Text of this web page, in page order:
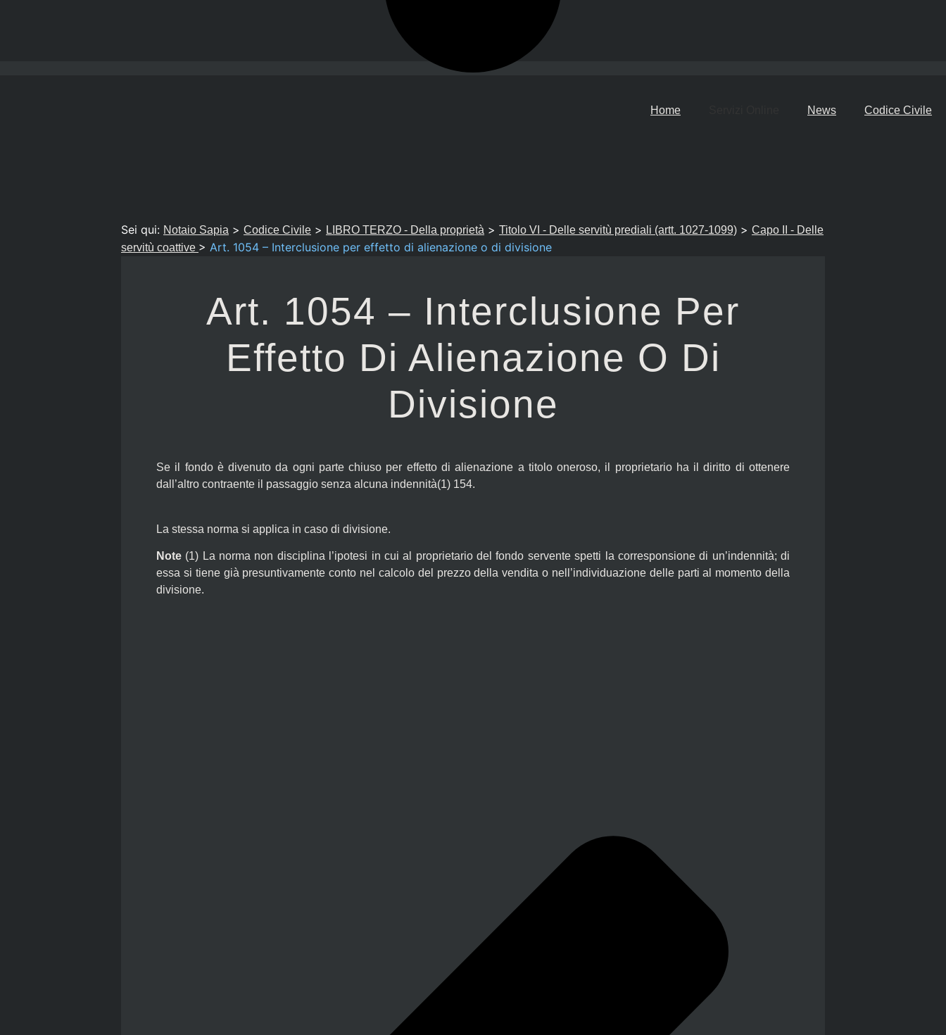
Home News Codice Civile
Sei qui: Notaio Sapia > Codice Civile > LIBRO TERZO - Della proprietà > Titolo VI - Delle servitù prediali (artt. 1027-1099) > Capo II - Delle
servitù coattive > Art. 1054 – Interclusione per effetto di alienazione o di divisione
Art. 1054 – Interclusione Per
Effetto Di Alienazione O Di
Divisione
Se il fondo è divenuto da ogni parte chiuso per effetto di alienazione a titolo oneroso, il proprietario ha il diritto di ottenere
dall’altro contraente il passaggio senza alcuna indennità(1) 154.
La stessa norma si applica in caso di divisione.
Note (1) La norma non disciplina l’ipotesi in cui al proprietario del fondo servente spetti la corresponsione di un’indennità; di
essa si tiene già presuntivamente conto nel calcolo del prezzo della vendita o nell’individuazione delle parti al momento della
divisione.